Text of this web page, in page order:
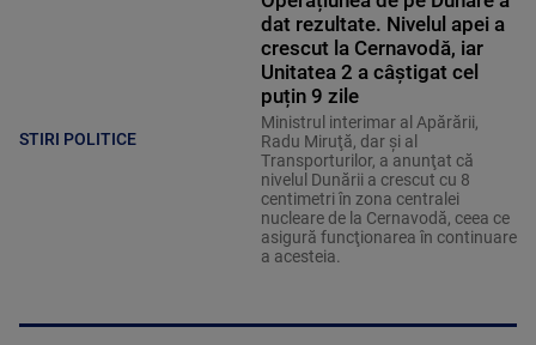
STIRI POLITICE
dat rezultate. Nivelul apei a
crescut la Cernavodă, iar
Unitatea 2 a câștigat cel
puțin 9 zile
Ministrul interimar al Apărării,
Radu Miruţă, dar şi al
Transporturilor, a anunţat că
nivelul Dunării a crescut cu 8
centimetri în zona centralei
nucleare de la Cernavodă, ceea ce
asigură funcţionarea în continuare
a acesteia.